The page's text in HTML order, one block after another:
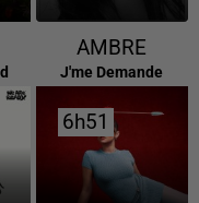
AMBRE
J'me Demande
6h51
6h51